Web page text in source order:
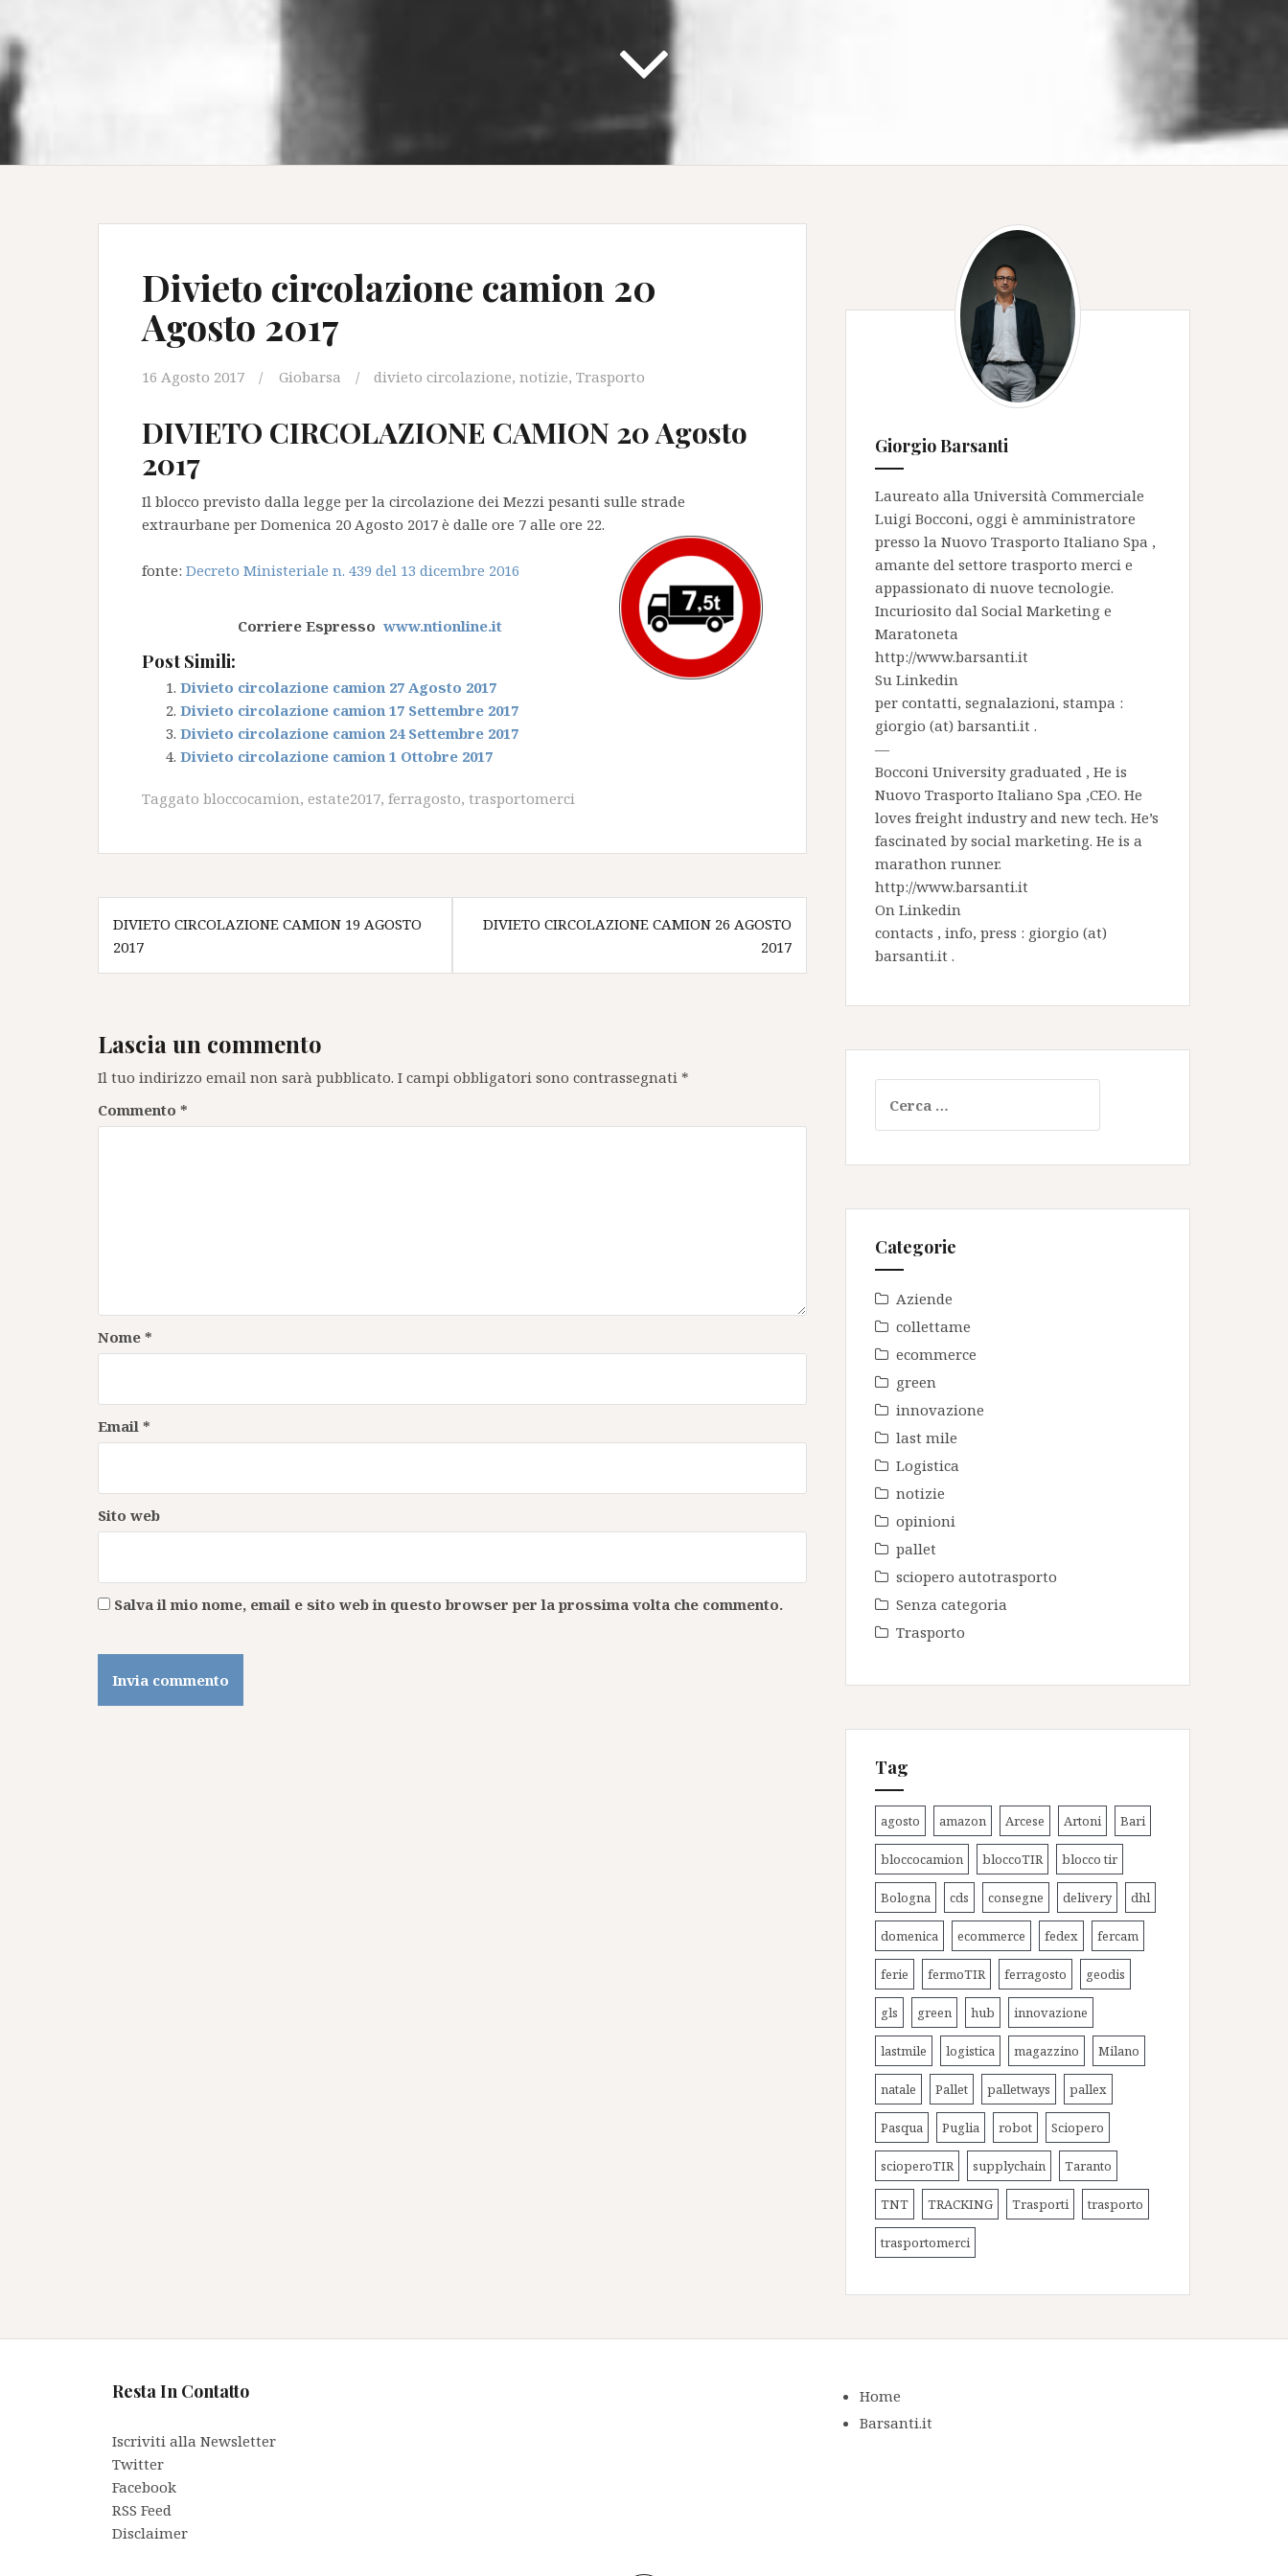
Divieto circolazione camion 20
Agosto 2017
16 Agosto 2017 Giobarsa divieto circolazione, notizie, Trasporto
DIVIETO CIRCOLAZIONE CAMION 20 Agosto
2017
Il blocco previsto dalla legge per la circolazione dei Mezzi pesanti sulle strade
extraurbane per Domenica 20 Agosto 2017 è dalle ore 7 alle ore 22.
fonte: Decreto Ministeriale n. 439 del 13 dicembre 2016
Corriere Espresso www.ntionline.it
Post Simili:
Divieto circolazione camion 27 Agosto 2017
Divieto circolazione camion 17 Settembre 2017
Divieto circolazione camion 24 Settembre 2017
Divieto circolazione camion 1 Ottobre 2017
Taggato bloccocamion, estate2017, ferragosto, trasportomerci
Navigazione
articoli
DIVIETO CIRCOLAZIONE CAMION 19 AGOSTO
2017
DIVIETO CIRCOLAZIONE CAMION 26 AGOSTO
2017
Lascia un commento
Il tuo indirizzo email non sarà pubblicato. I campi obbligatori sono contrassegnati *
Commento *
Nome *
Email *
Sito web
Salva il mio nome, email e sito web in questo browser per la prossima volta che commento.
Giorgio Barsanti
Laureato alla Università Commerciale
Luigi Bocconi, oggi è amministratore
presso la Nuovo Trasporto Italiano Spa ,
amante del settore trasporto merci e
appassionato di nuove tecnologie.
Incuriosito dal Social Marketing e
Maratoneta
http://www.barsanti.it
Su Linkedin
per contatti, segnalazioni, stampa :
giorgio (at) barsanti.it .
—
Bocconi University graduated , He is
Nuovo Trasporto Italiano Spa ,CEO. He
loves freight industry and new tech. He’s
fascinated by social marketing. He is a
marathon runner.
http://www.barsanti.it
On Linkedin
contacts , info, press : giorgio (at)
barsanti.it .
per:
Categorie
Aziende
collettame
ecommerce
green
innovazione
last mile
Logistica
notizie
opinioni
pallet
sciopero autotrasporto
Senza categoria
Trasporto
Tag
agosto amazon Arcese Artoni Bari
bloccocamion bloccoTIR blocco tir
Bologna cds consegne delivery dhl
domenica ecommerce fedex fercam
ferie fermoTIR ferragosto geodis
gls green hub innovazione
lastmile logistica magazzino Milano
natale Pallet palletways pallex
Pasqua Puglia robot Sciopero
scioperoTIR supplychain Taranto
TNT TRACKING Trasporti trasporto
trasportomerci
Resta In Contatto
Iscriviti alla Newsletter
Twitter
Facebook
RSS Feed
Disclaimer
Home
Barsanti.it